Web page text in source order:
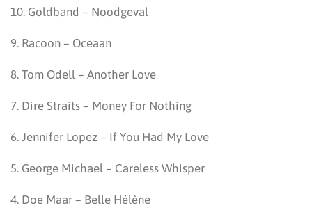
10. Goldband – Noodgeval
9. Racoon – Oceaan
8. Tom Odell – Another Love
7. Dire Straits – Money For Nothing
6. Jennifer Lopez – If You Had My Love
5. George Michael – Careless Whisper
4. Doe Maar – Belle Hélène